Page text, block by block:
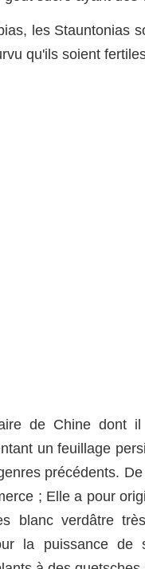
les Stauntonias
qu'ils soient
de Chine dont
un feuillage
précédents.
; Elle a pour
blanc verdâtre
la puissance de